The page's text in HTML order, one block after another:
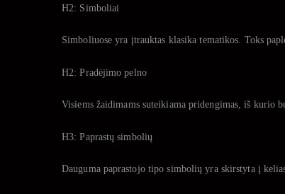
H2: Simboliai
Simboliuose yra įtrauktas klasika tematikos. Toks
H2: Pradėjimo pelno
Visiems žaidimams suteikiama pridengimas, iš kurio
H3: Paprastų simbolių
Dauguma paprastojo tipo simbolių yra skirstyta į